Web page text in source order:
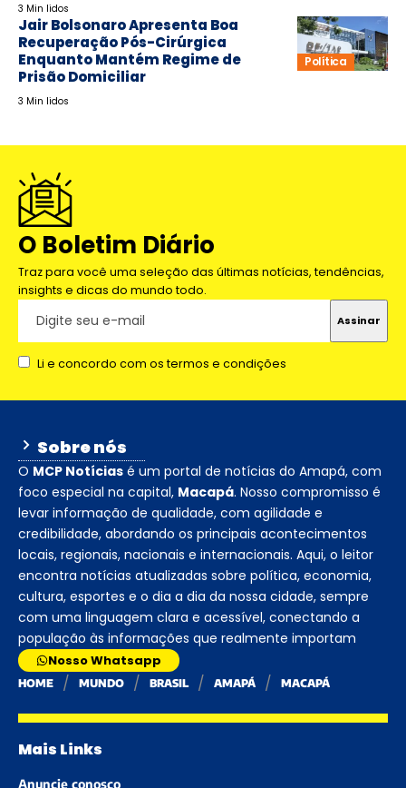
3 Min lidos
Política
Jair Bolsonaro Apresenta Boa
Recuperação Pós-Cirúrgica
Enquanto Mantém Regime de
Prisão Domiciliar
3 Min lidos
O Boletim Diário
Traz para você uma seleção das últimas notícias, tendências,
insights e dicas do mundo todo.
Li e concordo com os termos e condições
Sobre nós
O MCP Notícias é um portal de notícias do Amapá, com
foco especial na capital, Macapá. Nosso compromisso é
levar informação de qualidade, com agilidade e
credibilidade, abordando os principais acontecimentos
locais, regionais, nacionais e internacionais. Aqui, o leitor
encontra notícias atualizadas sobre política, economia,
cultura, esportes e o dia a dia da nossa cidade, sempre
com uma linguagem clara e acessível, conectando a
população às informações que realmente importam
Nosso Whatsapp
HOME MUNDO BRASIL AMAPÁ MACAPÁ
Mais Links
Anuncie conosco